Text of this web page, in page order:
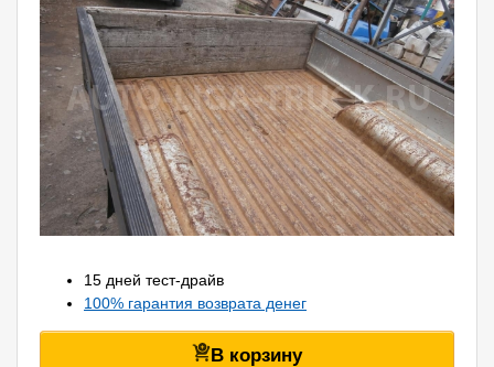
15 дней тест-драйв
100% гарантия возврата денег
В корзину